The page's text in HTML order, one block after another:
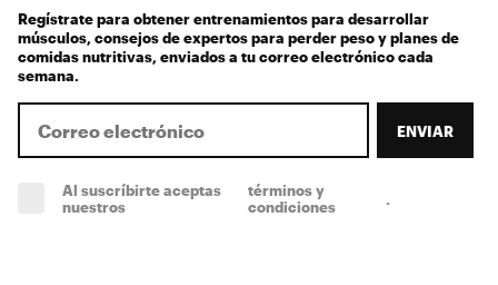
Regístrate para obtener entrenamientos para desarrollar
músculos, consejos de expertos para perder peso y planes de
comidas nutritivas, enviados a tu correo electrónico cada
semana.
ENVIAR
Al suscríbirte aceptas
nuestros
términos y
condiciones